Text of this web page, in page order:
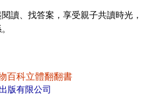
讀、找答案，享受親子共讀時光，
百科立體翻翻書
版有限公司